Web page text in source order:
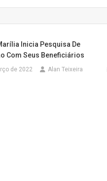
Inicia Pesquisa De
Com Seus Beneficiários
de 2022 Alan Teixeira